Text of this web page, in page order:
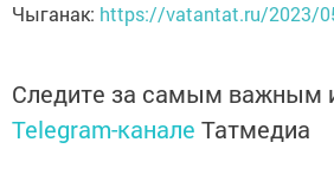
Чыганак: https://vatantat.ru/2023/
Следите за самым важным
Telegram-канале Татмедиа